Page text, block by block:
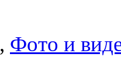
, Фото и